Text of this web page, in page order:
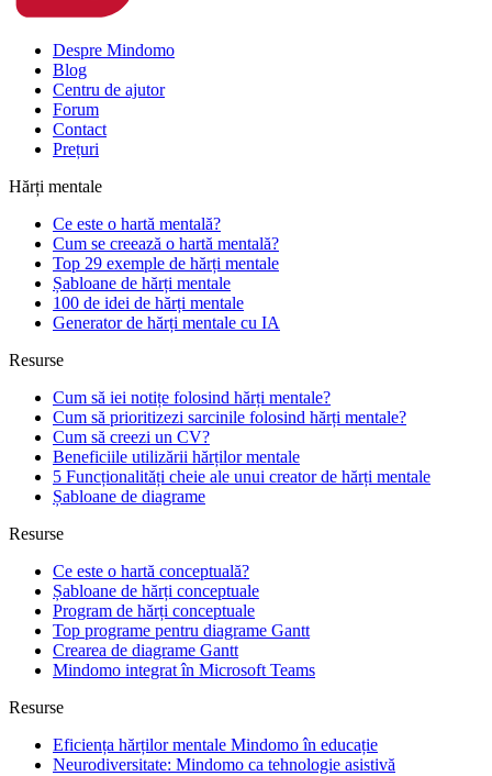
Despre Mindomo
Blog
Centru de ajutor
Forum
Contact
Prețuri
Hărți mentale
Ce este o hartă mentală?
Cum se creează o hartă mentală?
Top 29 exemple de hărți mentale
Șabloane de hărți mentale
100 de idei de hărți mentale
Generator de hărți mentale cu IA
Resurse
Cum să iei notițe folosind hărți mentale?
Cum să prioritizezi sarcinile folosind hărți mentale?
Cum să creezi un CV?
Beneficiile utilizării hărților mentale
5 Funcționalități cheie ale unui creator de hărți mentale
Șabloane de diagrame
Resurse
Ce este o hartă conceptuală?
Șabloane de hărți conceptuale
Program de hărți conceptuale
Top programe pentru diagrame Gantt
Crearea de diagrame Gantt
Mindomo integrat în Microsoft Teams
Resurse
Eficiența hărților mentale Mindomo în educație
Neurodiversitate: Mindomo ca tehnologie asistivă